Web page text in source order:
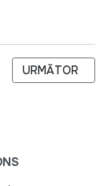
DE
ARTICOLUL
URMĂTOR